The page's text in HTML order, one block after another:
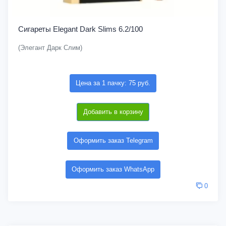
Сигареты Elegant Dark Slims 6.2/100
(Элегант Дарк Слим)
Цена за 1 пачку: 75 руб.
Добавить в корзину
Оформить заказ Telegram
Оформить заказ WhatsApp
0